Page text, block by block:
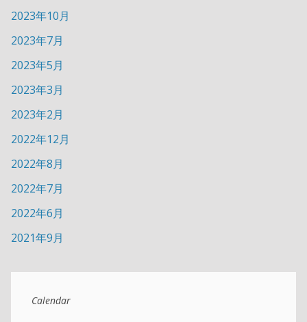
2023年10月
2023年7月
2023年5月
2023年3月
2023年2月
2022年12月
2022年8月
2022年7月
2022年6月
2021年9月
Calendar